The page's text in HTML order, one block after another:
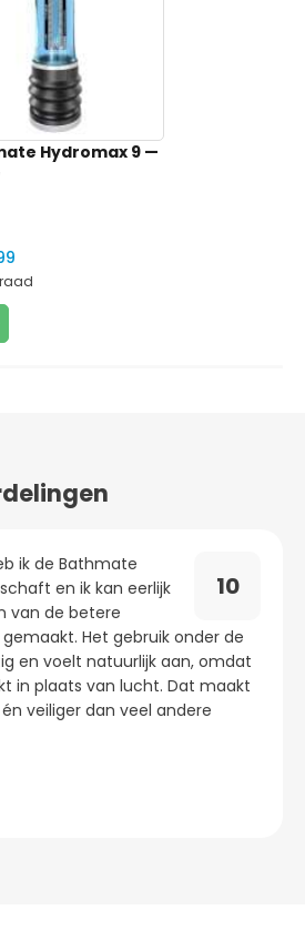
Hydromax 9 —
10
ik de Bathmate
en ik kan eerlijk
van de betere
Het gebruik onder de
en voelt natuurlijk aan, omdat
in plaats van lucht. Dat maakt
veiliger dan veel andere